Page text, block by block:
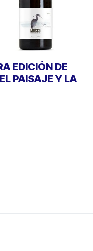
EDICIÓN DE
PAISAJE Y LA